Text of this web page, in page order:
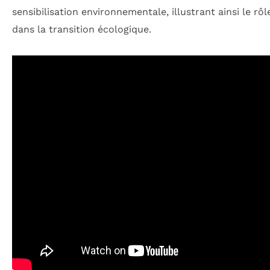
sensibilisation environnementale, illustrant ainsi le
dans la transition écologique.